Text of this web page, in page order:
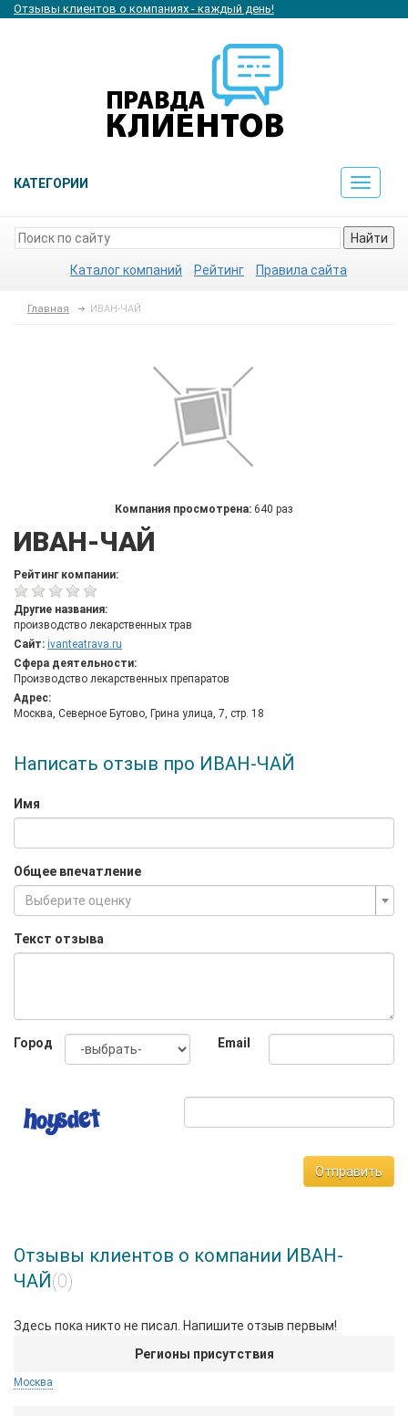
Отзывы клиентов о компаниях - каждый день!
КАТЕГОРИИ
Toggle
Найти
Каталог компаний Рейтинг Правила сайта
Главная ИВАН-ЧАЙ
Компания просмотрена: 640 раз
ИВАН-ЧАЙ
Рейтинг компании:
Другие названия:
производство лекарственных трав
Сайт: ivanteatrava.ru
Сфера деятельности:
Производство лекарственных препаратов
Адрес:
Москва, Северное Бутово, Грина улица, 7, стр. 18
Написать отзыв про ИВАН-ЧАЙ
Имя
Общее впечатление
Выберите оценку
Текст отзыва
Город Email
Отправить
Отзывы клиентов о компании ИВАН-
ЧАЙ(0)
Здесь пока никто не писал. Напишите отзыв первым!
Регионы присутствия
Москва